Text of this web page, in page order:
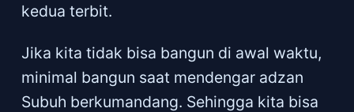
kedua terbit.
Jika kita tidak bisa bangun di awal waktu,
minimal bangun saat mendengar adzan
Subuh berkumandang. Sehingga kita bisa